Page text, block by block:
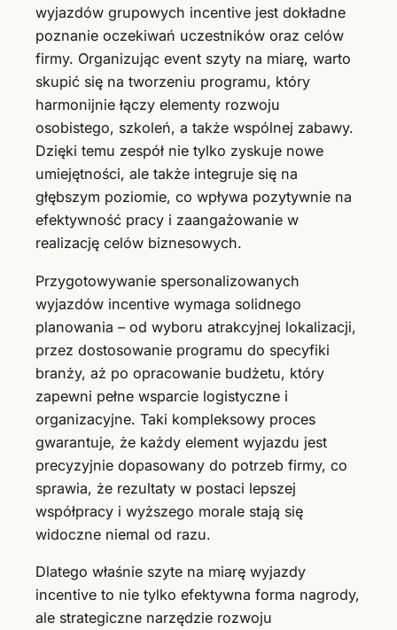
wyjazdów grupowych incentive jest dokładne
poznanie oczekiwań uczestników oraz celów
firmy. Organizując event szyty na miarę, warto
skupić się na tworzeniu programu, który
harmonijnie łączy elementy rozwoju
osobistego, szkoleń, a także wspólnej zabawy.
Dzięki temu zespół nie tylko zyskuje nowe
umiejętności, ale także integruje się na
głębszym poziomie, co wpływa pozytywnie na
efektywność pracy i zaangażowanie w
realizację celów biznesowych.
Przygotowywanie spersonalizowanych
wyjazdów incentive wymaga solidnego
planowania – od wyboru atrakcyjnej lokalizacji,
przez dostosowanie programu do specyfiki
branży, aż po opracowanie budżetu, który
zapewni pełne wsparcie logistyczne i
organizacyjne. Taki kompleksowy proces
gwarantuje, że każdy element wyjazdu jest
precyzyjnie dopasowany do potrzeb firmy, co
sprawia, że rezultaty w postaci lepszej
współpracy i wyższego morale stają się
widoczne niemal od razu.
Dlatego właśnie szyte na miarę wyjazdy
incentive to nie tylko efektywna forma nagrody,
ale strategiczne narzędzie rozwoju